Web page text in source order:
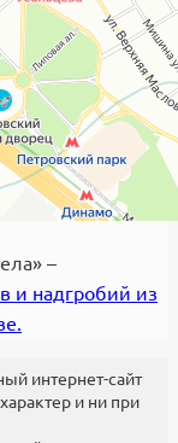
–
и надгробий из
интернет-сайт
и ни при